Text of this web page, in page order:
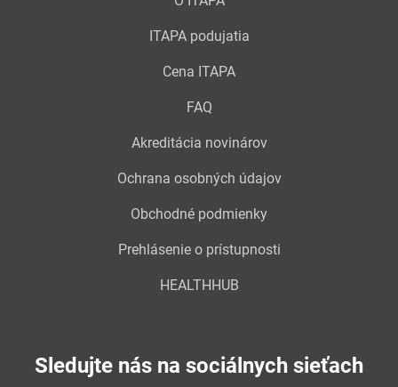
ITAPA podujatia
Cena ITAPA
FAQ
Akreditácia novinárov
Ochrana osobných údajov
Obchodné podmienky
Prehlásenie o prístupnosti
HEALTHHUB
Sledujte nás na sociálnych sieťach